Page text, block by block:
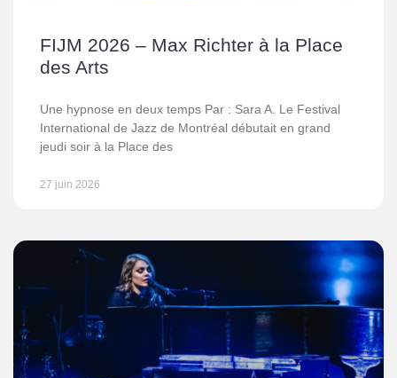
FIJM 2026 – Max Richter à la Place
des Arts
Une hypnose en deux temps Par : Sara A. Le Festival
International de Jazz de Montréal débutait en grand
jeudi soir à la Place des
27 juin 2026